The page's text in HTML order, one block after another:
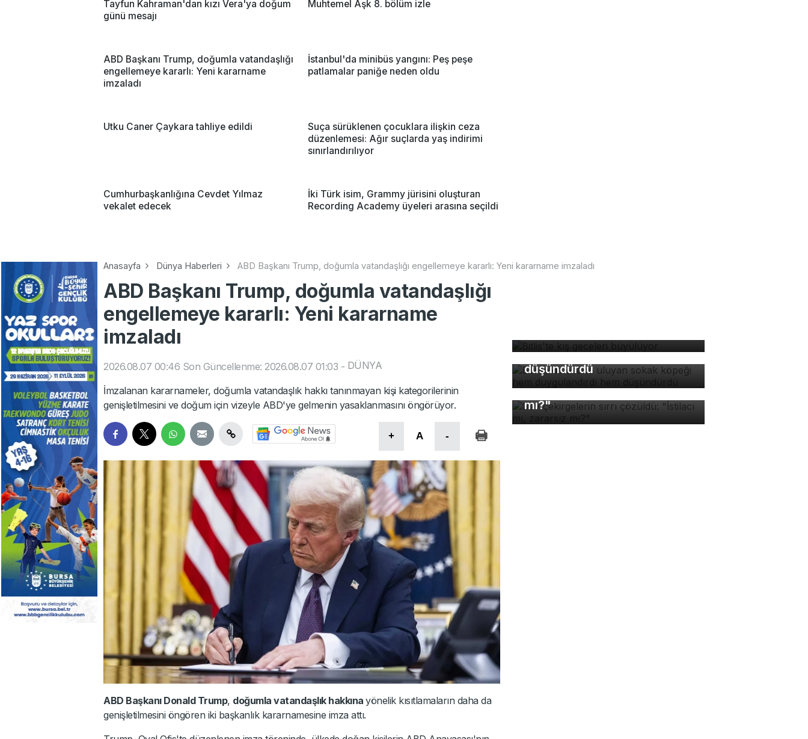
Tayfun Kahraman'dan kızı Vera'ya doğum
günü mesajı
Muhtemel Aşk 8. bölüm izle
ABD Başkanı Trump, doğumla vatandaşlığı
engellemeye kararlı: Yeni kararname
imzaladı
İstanbul'da minibüs yangını: Peş peşe
patlamalar paniğe neden oldu
Utku Caner Çaykara tahliye edildi
Suça sürüklenen çocuklara ilişkin ceza
düzenlemesi: Ağır suçlarda yaş indirimi
sınırlandırılıyor
Cumhurbaşkanlığına Cevdet Yılmaz
vekalet edecek
İki Türk isim, Grammy jürisini oluşturan
Recording Academy üyeleri arasına seçildi
Anasayfa Dünya Haberleri ABD Başkanı Trump, doğumla vatandaşlığı engellemeye kararlı: Yeni kararname imzaladı
ABD Başkanı Trump, doğumla vatandaşlığı
engellemeye kararlı: Yeni kararname
imzaladı
2026.08.07 00:46 Son Güncellenme: 2026.08.07 01:03 - DÜNYA
İmzalanan kararnameler, doğumla vatandaşlık hakkı tanınmayan kişi kategorilerinin
genişletilmesini ve doğum için vizeyle ABD'ye gelmenin yasaklanmasını öngörüyor.
+ A -
ABD Başkanı Donald Trump, doğumla vatandaşlık hakkına yönelik kısıtlamaların daha da
genişletilmesini öngören iki başkanlık kararnamesine imza attı.
sokak köpeği hem
duygulandırdı hem
düşündürdü
Dev çekirgelerin sırrı
çözüldü: "İstilacı mı, zararsız
mı?"